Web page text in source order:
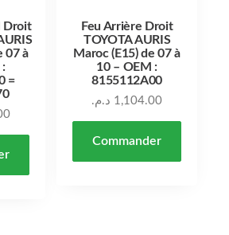
Droit
07 à
:
=
Feu Arrière Droit
TOYOTA AURIS
Maroc (E15) de 07 à
10 – OEM :
8155112A00
1,104.00 د.م.
Commander